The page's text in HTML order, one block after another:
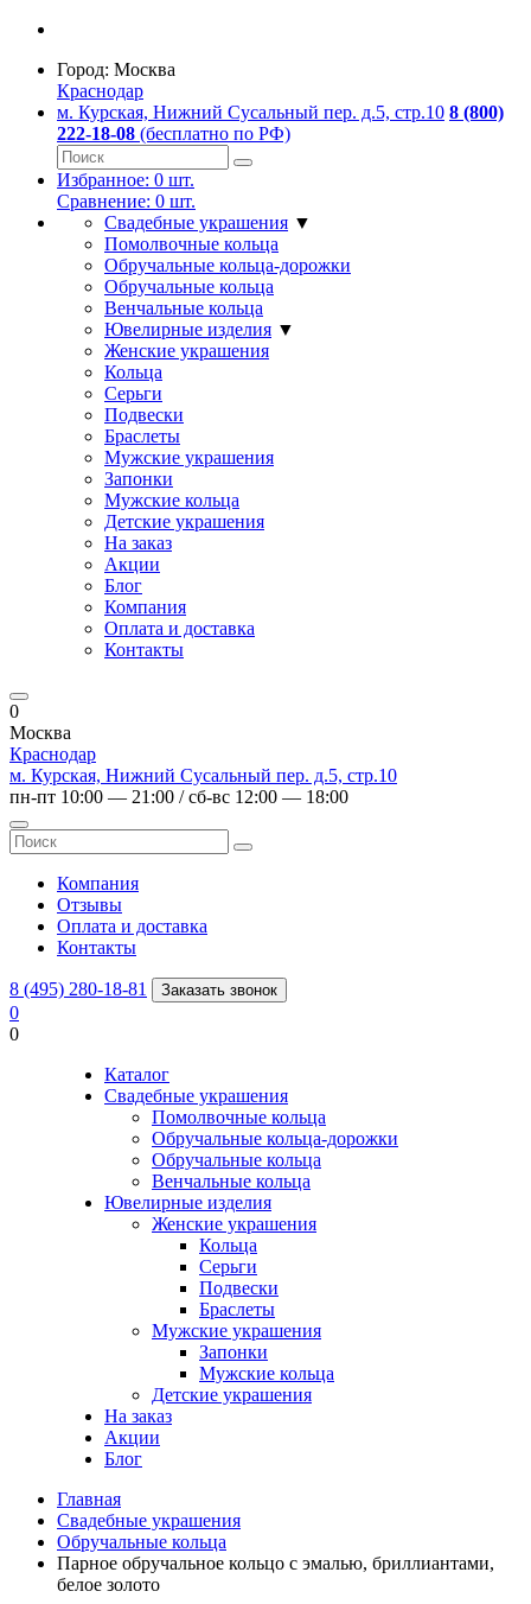
Город: Москва
Краснодар
м. Курская, Нижний Сусальный пер. д.5, стр.10 8 (800)
222-18-08 (бесплатно по РФ)
Избранное: 0 шт.
Сравнение: 0 шт.
Свадебные украшения ▼
Помолвочные кольца
Обручальные кольца-дорожки
Обручальные кольца
Венчальные кольца
Ювелирные изделия ▼
Женские украшения
Кольца
Серьги
Подвески
Браслеты
Мужские украшения
Запонки
Мужские кольца
Детские украшения
На заказ
Акции
Блог
Компания
Оплата и доставка
Контакты
0
Москва
Краснодар
м. Курская, Нижний Сусальный пер. д.5, стр.10
пн-пт 10:00 — 21:00 / сб-вс 12:00 — 18:00
Компания
Отзывы
Оплата и доставка
Контакты
8 (495) 280-18-81 Заказать звонок
0
0
Каталог
Свадебные украшения
Помолвочные кольца
Обручальные кольца-дорожки
Обручальные кольца
Венчальные кольца
Ювелирные изделия
Женские украшения
Кольца
Серьги
Подвески
Браслеты
Мужские украшения
Запонки
Мужские кольца
Детские украшения
На заказ
Акции
Блог
Главная
Свадебные украшения
Обручальные кольца
Парное обручальное кольцо с эмалью, бриллиантами,
белое золото